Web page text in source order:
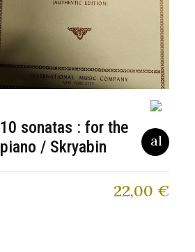
10 sonatas : for the
piano / Skryabin
22,00 €